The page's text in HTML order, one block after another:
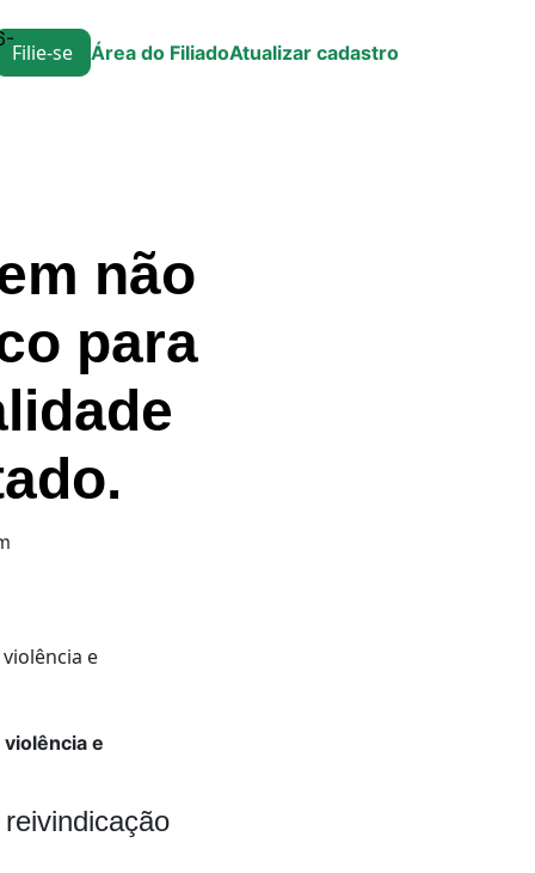
Filie-se Área do FiliadoAtualizar cadastro
não
para
e